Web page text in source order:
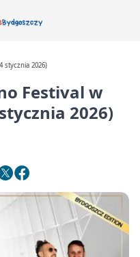
stycznia 2026)
Festival w
2026)